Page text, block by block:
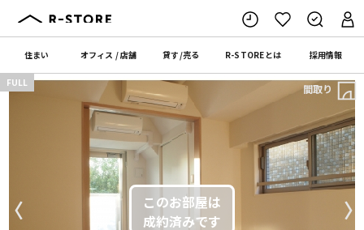
住まい オフィス /店舗 貸す/売る R-STOREとは 採用情報
〈 〉
FULL 間取り